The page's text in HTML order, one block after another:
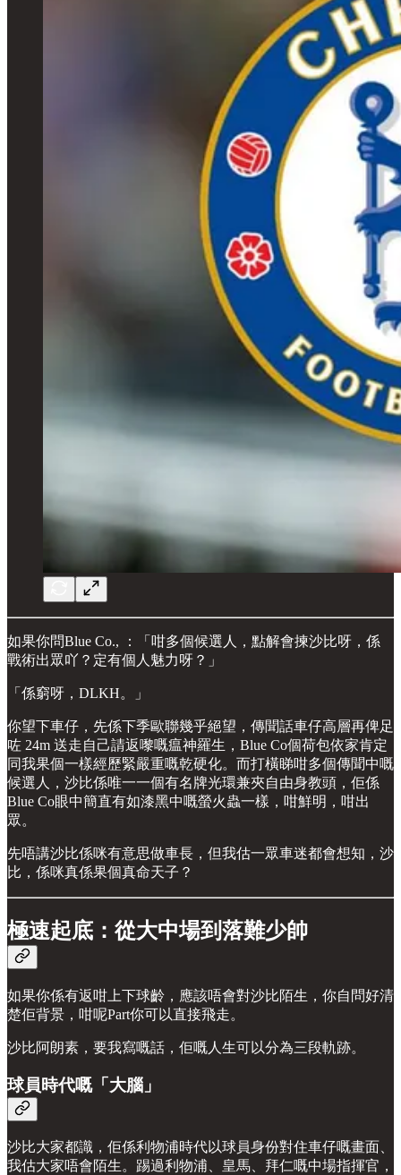
如果你問Blue Co., ：「咁多個候選人，點解會揀沙比呀，係
戰術出眾吖？定有個人魅力呀？」
「係窮呀，DLKH。」
你望下車仔，先係下季歐聯幾乎絕望，傳聞話車仔高層再俾足
咗 24m 送走自己請返嚟嘅瘟神羅生，Blue Co個荷包依家肯定
同我果個一樣經歷緊嚴重嘅乾硬化。而打橫睇咁多個傳聞中嘅
候選人，沙比係唯一一個有名牌光環兼夾自由身教頭，佢係
Blue Co眼中簡直有如漆黑中嘅螢火蟲一樣，咁鮮明，咁出
眾。
先唔講沙比係咪有意思做車長，但我估一眾車迷都會想知，沙
比，係咪真係果個真命天子？
極速起底：從大中場到落難少帥
如果你係有返咁上下球齡，應該唔會對沙比陌生，你自問好清
楚佢背景，咁呢Part你可以直接飛走。
沙比阿朗素，要我寫嘅話，佢嘅人生可以分為三段軌跡。
球員時代嘅「大腦」
沙比大家都識，佢係利物浦時代以球員身份對住車仔嘅畫面、
我估大家唔會陌生。踢過利物浦、皇馬、拜仁嘅中場指揮官，